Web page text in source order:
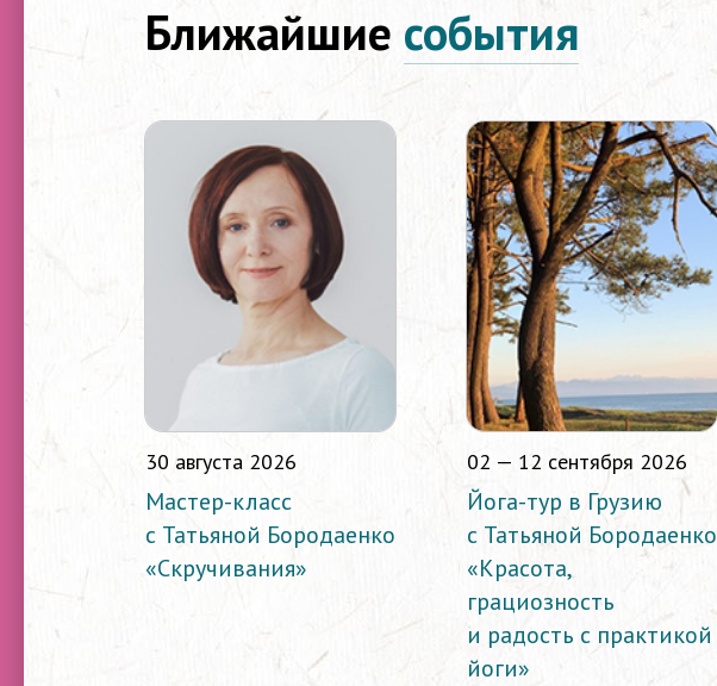
Ближайшие события
30 августа 2026
Мастер-класс
с Татьяной Бородаенко
«Скручивания»
02 — 12 сентября 2026
Йога-тур в Грузию
с Татьяной Бородаенко
«Красота,
грациозность
и радость с практикой
йоги»